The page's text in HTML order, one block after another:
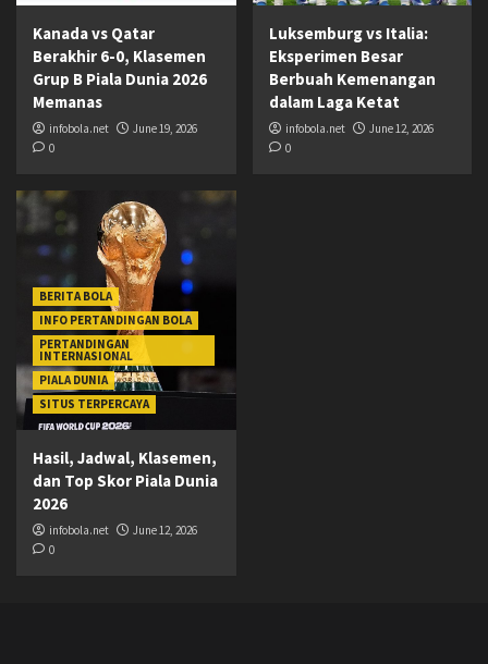
Kanada vs Qatar
Berakhir 6-0, Klasemen
Grup B Piala Dunia 2026
Memanas
infobola.net
June 19, 2026
0
Luksemburg vs Italia:
Eksperimen Besar
Berbuah Kemenangan
dalam Laga Ketat
infobola.net
June 12, 2026
0
BERITA BOLA
INFO PERTANDINGAN BOLA
PERTANDINGAN
INTERNASIONAL
PIALA DUNIA
SITUS TERPERCAYA
Hasil, Jadwal, Klasemen,
dan Top Skor Piala Dunia
2026
infobola.net
June 12, 2026
0